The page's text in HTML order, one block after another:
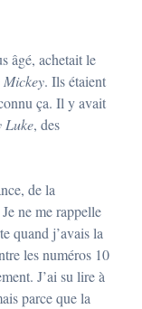
âgé, achetait le
. Ils étaient
ça. Il y avait
Luke, des
de la
ne me rappelle
quand j’avais la
les numéros 10
J’ai su lire à
parce que la